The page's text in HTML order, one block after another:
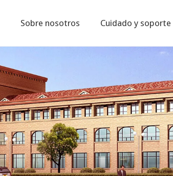
Sobre nosotros Cuidado y soporte